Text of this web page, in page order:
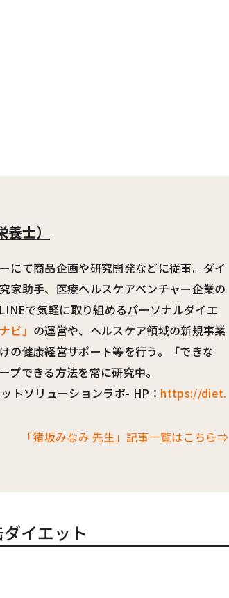
養士）
にて商品企画や研究開発などに従事。ダイ
家助手、医療ヘルスケアベンチャー企業の
で気軽に取り組めるパーソナルダイエ
ビ」 の運営や、ヘルスケア領域の新規事業
の健康経営サポート等を行う。「できな
プできる方法を常に研究中。
ソリューションラボ- HP： https://diet.
「猪坂みなみ 先生」記事一覧はこちら⇒
イエット